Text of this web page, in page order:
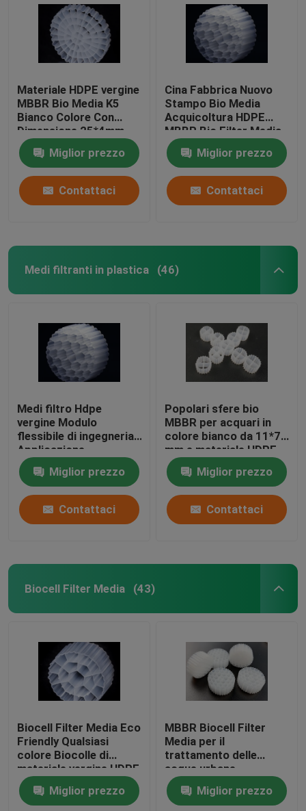
Materiale HDPE vergine
MBBR Bio Media K5
Bianco Colore Con
Dimensione 25*4mm
Per attrezzature IFAS
Miglior prezzo
Contattaci
Cina Fabbrica Nuovo
Stampo Bio Media
Acquicoltura HDPE
MBBR Bio Filter Media
Biomassa Portatore
Media galleggiante
Miglior prezzo
Contattaci
Medi filtranti in plastica (46)
Medi filtro Hdpe
vergine Modulo
flessibile di ingegneria
Applicazione
Resistenza agli urti
Miglior prezzo
Contattaci
Popolari sfere bio
MBBR per acquari in
colore bianco da 11*7
mm e materiale HDPE
vergine
Miglior prezzo
Contattaci
Biocell Filter Media (43)
Biocell Filter Media Eco
Friendly Qualsiasi
colore Biocolle di
materiale vergine HDPE
Miglior prezzo
MBBR Biocell Filter
Media per il
trattamento delle
acque urbane
Miglior prezzo